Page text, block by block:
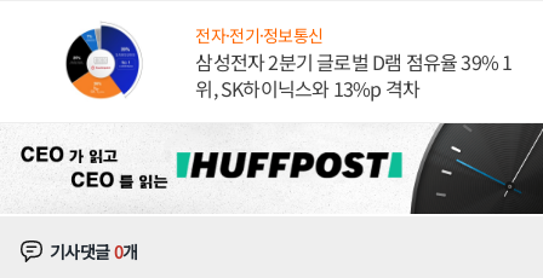
전자·전기·정보통신
삼성전자 2분기 글로벌 D램 점유율 39% 1
위, SK하이닉스와 13%p 격차
기사댓글0개